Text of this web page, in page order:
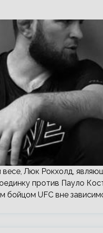
Люк Рокхолд,
против Пауло
бойцом UFC вне